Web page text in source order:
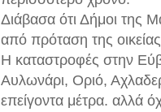
Διάβασα ότι Δήμοι της
από πρόταση της
Η καταστροφές στην
Αυλωνάρι, Οριό,
επείγοντα μέτρα. αλλά